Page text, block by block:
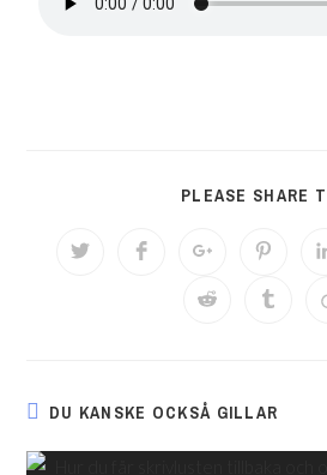
PLEASE SHARE
DU KANSKE OCKSÅ GILLAR